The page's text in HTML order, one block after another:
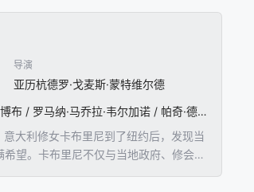
导演
亚历杭德罗·戈麦斯·蒙特维尔德
克里斯蒂安娜·德朗娜 / 约翰·利思戈 / 大卫·摩斯 / 吉安卡罗·吉安尼尼 / 费德里克·卡斯特鲁西奥 / 凯瑟琳·波切尔 / 杰里米·博布 / 罗马纳·马乔拉·韦尔加诺 / 帕奇·德拉奇 / 维多利亚·马兹洛夫 / 肖恩·卡伦 / 蒙特塞拉特·埃斯帕代尔 / 弗吉尼亚·波切利 / 费德里科·伊帕迪 / 麦迪逊·汉默 / 卢卡斯·班肯 / 利亚姆·坎波拉 / 汤姆·鲍尔勒 / 泰勒·克拉克 / 尤金尼娅·福尔泰萨
大利修女卡布里尼到了纽约后，发现当
望。卡布里尼不仅与当地政府、修会对